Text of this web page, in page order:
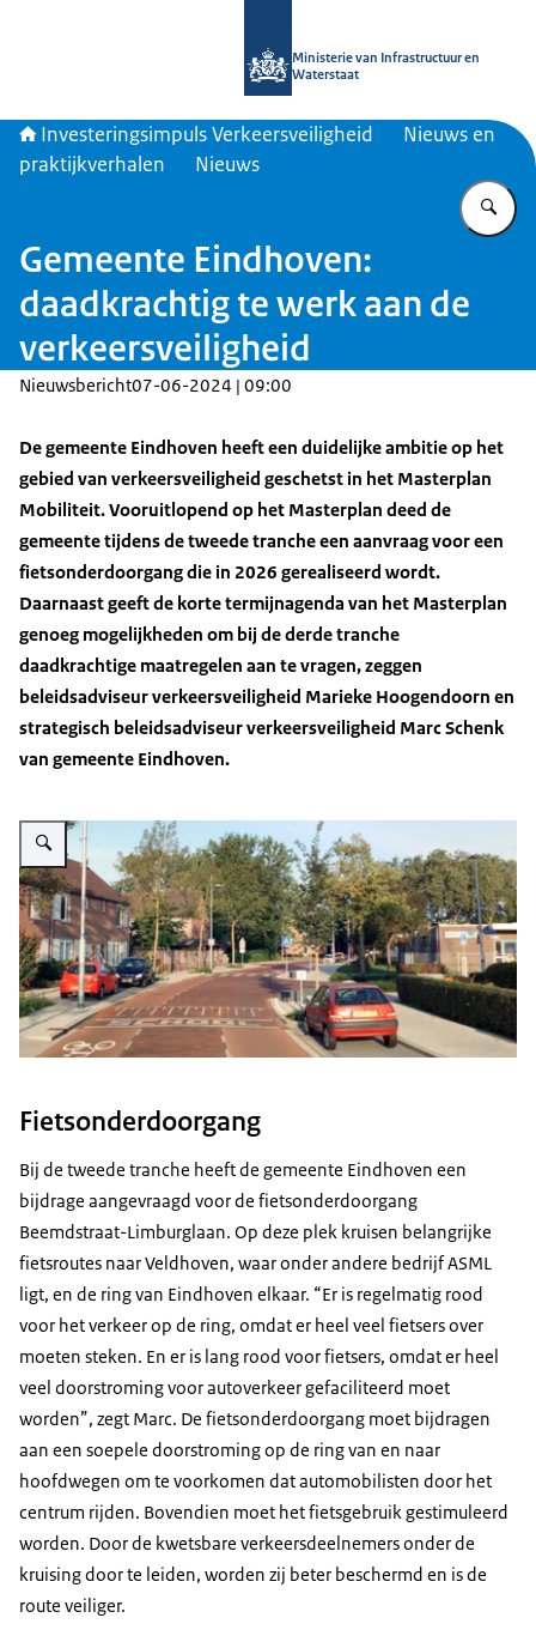
Ministerie van Infrastructuur en
Waterstaat
Investeringsimpuls Verkeersveiligheid
Nieuws en
praktijkverhalen
Nieuws
Gemeente Eindhoven:
daadkrachtig te werk aan de
verkeersveiligheid
Nieuwsbericht07-06-2024 | 09:00
De gemeente Eindhoven heeft een duidelijke ambitie op het
gebied van verkeersveiligheid geschetst in het Masterplan
Mobiliteit. Vooruitlopend op het Masterplan deed de
gemeente tijdens de tweede tranche een aanvraag voor een
fietsonderdoorgang die in 2026 gerealiseerd wordt.
Daarnaast geeft de korte termijnagenda van het Masterplan
genoeg mogelijkheden om bij de derde tranche
daadkrachtige maatregelen aan te vragen, zeggen
beleidsadviseur verkeersveiligheid Marieke Hoogendoorn en
strategisch beleidsadviseur verkeersveiligheid Marc Schenk
van gemeente Eindhoven.
Vergroot afbeelding Afbeelding: schoolzone aan de Volkhovenseweg in
Fietsonderdoorgang
Bij de tweede tranche heeft de gemeente Eindhoven een
bijdrage aangevraagd voor de fietsonderdoorgang
Beemdstraat-Limburglaan. Op deze plek kruisen belangrijke
fietsroutes naar Veldhoven, waar onder andere bedrijf ASML
ligt, en de ring van Eindhoven elkaar. “Er is regelmatig rood
voor het verkeer op de ring, omdat er heel veel fietsers over
moeten steken. En er is lang rood voor fietsers, omdat er heel
veel doorstroming voor autoverkeer gefaciliteerd moet
worden”, zegt Marc. De fietsonderdoorgang moet bijdragen
aan een soepele doorstroming op de ring van en naar
hoofdwegen om te voorkomen dat automobilisten door het
centrum rijden. Bovendien moet het fietsgebruik gestimuleerd
worden. Door de kwetsbare verkeersdeelnemers onder de
kruising door te leiden, worden zij beter beschermd en is de
route veiliger.